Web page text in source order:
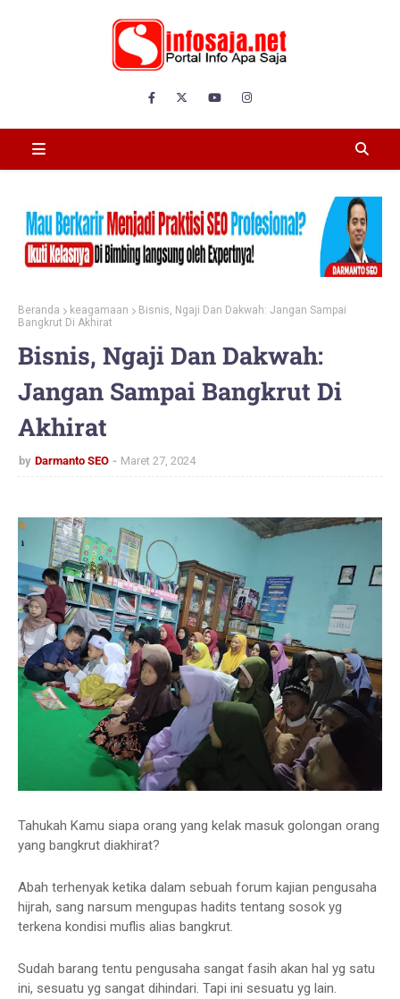
Beranda keagamaan
Bisnis, Ngaji Dan Dakwah: Jangan Sampai
Bangkrut Di Akhirat
Bisnis, Ngaji Dan Dakwah:
Jangan Sampai Bangkrut Di
Akhirat
by Darmanto SEO Maret 27, 2024
Tahukah Kamu siapa orang yang kelak masuk golongan orang
yang bangkrut diakhirat?
Abah terhenyak ketika dalam sebuah forum kajian pengusaha
hijrah, sang narsum mengupas hadits tentang sosok yg
terkena kondisi muflis alias bangkrut.
Sudah barang tentu pengusaha sangat fasih akan hal yg satu
ini, sesuatu yg sangat dihindari. Tapi ini sesuatu yg lain.